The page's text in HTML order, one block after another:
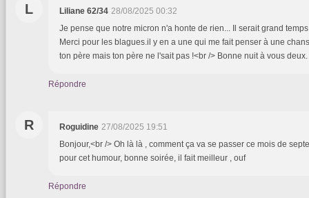
L Liliane 62/34 28/08/2025 00:32
Je pense que notre micron n'a honte de rien... Il serait grand
Merci pour les blagues.il y en a une qui me fait penser à une
ton père mais ton père ne l'sait pas !<br /> Bonne nuit à vous deux.
Répondre
R Roguidine 27/08/2025 19:51
Bonjour,<br /> Oh là là , comment ça va se passer ce mois de
pour cet humour, bonne soirée, il fait meilleur , ouf
Répondre